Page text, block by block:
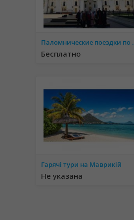
Бесплатно
Гарячі тури на Маврикій
Не указана